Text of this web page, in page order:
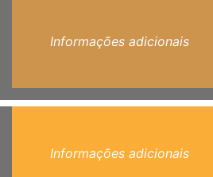
Informações adicionais
Informações adicionais